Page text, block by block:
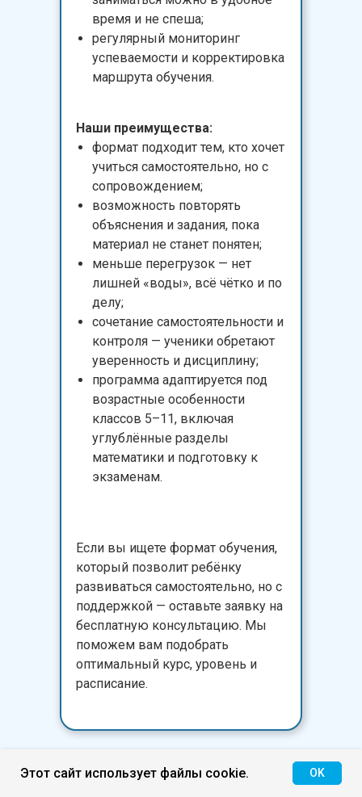
время и не спеша;
регулярный мониторинг
успеваемости и корректировка
маршрута обучения.
Наши преимущества:
формат подходит тем, кто хочет
учиться самостоятельно, но с
сопровождением;
возможность повторять
объяснения и задания, пока
материал не станет понятен;
меньше перегрузок — нет
лишней «воды», всё чётко и по
делу;
сочетание самостоятельности и
контроля — ученики обретают
уверенность и дисциплину;
программа адаптируется под
возрастные особенности
классов 5–11, включая
углублённые разделы
математики и подготовку к
экзаменам.
Если вы ищете формат обучения,
который позволит ребёнку
развиваться самостоятель­но, но с
поддержкой — оставьте заявку на
бесплатную консультацию. Мы
поможем вам подобрать
оптимальный курс, уровень и
расписание.
Этот сайт использует файлы cookie. OK